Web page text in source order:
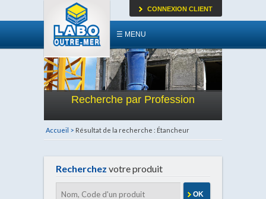
☰ MENU
CONNEXION CLIENT
Recherche par Profession
Accueil > Résultat de la recherche : Étancheur
Recherchez votre produit
OK